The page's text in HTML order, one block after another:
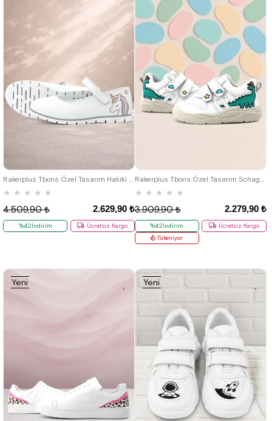
Rakerplus Tbons Özel Tasarım Hakiki Deri Beyaz Kız Çocuk Babet Ayakkabı
★ ★ ★ ★ ★
2.629,90 ₺
4.509,90 ₺
%42İndirim Ücretsiz Kargo
25
33
Rakerplus Tbons Özel Tasarım Schaggy Hakiki Deri Beyaz Bebek Spor Ayakkabı
★ ★ ★ ★ ★
2.279,90 ₺
3.909,90 ₺
%42İndirim
Ücretsiz Kargo
Tükeniyor
Yeni
Yeni
Ürün